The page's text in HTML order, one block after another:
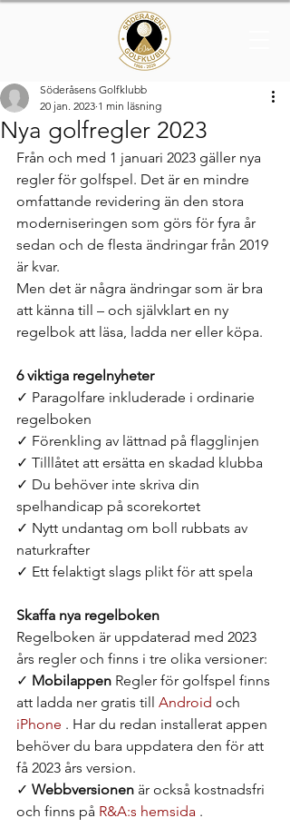
Nya golfregler 2023
Söderåsens Golfklubb
20 jan. 2023 1 min läsning
Från och med 1 januari 2023 gäller nya
regler för golfspel. Det är en mindre
omfattande revidering än den stora
moderniseringen som görs för fyra år
sedan och de flesta ändringar från 2019
är kvar.
Men det är några ändringar som är bra
att känna till – och självklart en ny
regelbok att läsa, ladda ner eller köpa.
6 viktiga regelnyheter
✓ Paragolfare inkluderade i ordinarie
regelboken
✓ Förenkling av lättnad på flagglinjen
✓ Tilllåtet att ersätta en skadad klubba
✓ Du behöver inte skriva din
spelhandicap på scorekortet
✓ Nytt undantag om boll rubbats av
naturkrafter
✓ Ett felaktigt slags plikt för att spela
Skaffa nya regelboken
Regelboken är uppdaterad med 2023
års regler och finns i tre olika versioner:
✓ Mobilappen Regler för golfspel finns
att ladda ner gratis till Android och
iPhone . Har du redan installerat appen
behöver du bara uppdatera den för att
få 2023 års version.
✓ Webbversionen är också kostnadsfri
och finns på R&A:s hemsida .